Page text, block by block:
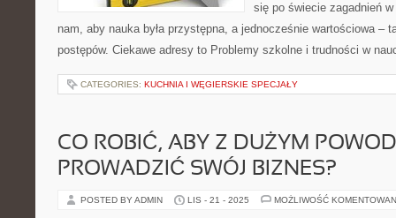
się po świecie zagadnień
nam, aby nauka była przystępna, a jednocześnie wartościowa –
postępów. Ciekawe adresy to Problemy szkolne i trudności w
CATEGORIES: KUCHNIA I WĘGIERSKIE SPECJAŁY
CO ROBIĆ, ABY Z DUŻYM
PROWADZIĆ SWÓJ BIZNES?
POSTED BY ADMIN LIS - 21 - 2025 MOŻLIWOŚĆ